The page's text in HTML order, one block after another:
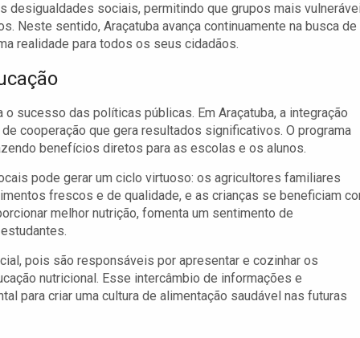
desigualdades sociais, permitindo que grupos mais
Neste sentido, Araçatuba avança continuamente na busca de
realidade para todos os seus cidadãos.
sucesso das políticas públicas. Em Araçatuba, a integração
cooperação que gera resultados significativos. O programa
benefícios diretos para as escolas e os alunos.
pode gerar um ciclo virtuoso: os agricultores familiares
frescos e de qualidade, e as crianças se beneficiam
melhor nutrição, fomenta um sentimento de
pois são responsáveis por apresentar e cozinhar os
nutricional. Esse intercâmbio de informações e
para criar uma cultura de alimentação saudável nas futuras